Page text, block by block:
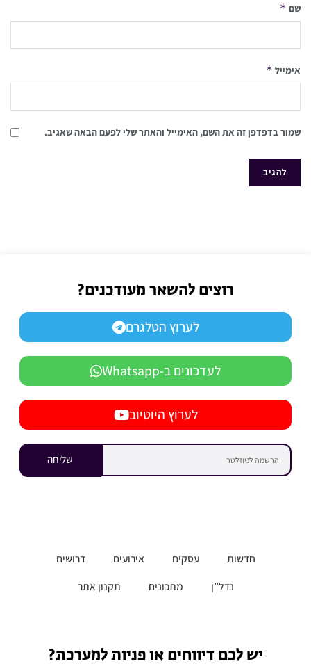
שם *
אימייל *
שמור בדפדפן זה את השם, האימייל והאתר שלי לפעם הבאה שאגיב.
רוצים להשאר מעודכנים?
לערוץ הטלגרם
לעדכונים ב-Whatsapp
לערוץ היוטיוב
שליחה
חדשות עסקים אירועים
דרושים
נדל”ן
מתכונים תקנון אתר
יש לכם דיווחים או פניות למערכת?